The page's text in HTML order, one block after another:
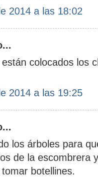
2014 a las 18:02
colocados los
2014 a las 19:25
los árboles para
de la escombrera
botellines.